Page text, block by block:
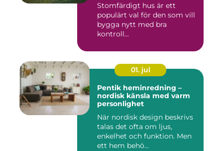
Stomfärdigt hus är ett
populärt val för den som vill
bygga nytt med bra
kontroll...
01. jul
Pentik heminredning –
nordisk känsla med varm
personlighet
När nordisk design beskrivs
talas det ofta om ljus,
enkelhet och funktion. Men
ett hem behö...